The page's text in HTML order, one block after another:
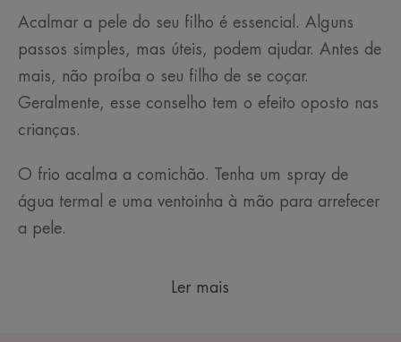
Acalmar a pele do seu filho é essencial. Alguns
passos simples, mas úteis, podem ajudar. Antes de
mais, não proíba o seu filho de se coçar.
Geralmente, esse conselho tem o efeito oposto nas
crianças.
O frio acalma a comichão. Tenha um spray de
água termal e uma ventoinha à mão para arrefecer
a pele.
Ler mais